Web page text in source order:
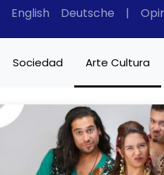
English Deutsche |
Sociedad Arte Cultura